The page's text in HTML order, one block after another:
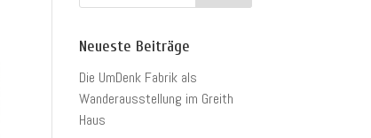
Neueste Beiträge
Die UmDenk Fabrik als
Wanderausstellung im Greith
Haus